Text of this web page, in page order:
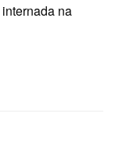
na